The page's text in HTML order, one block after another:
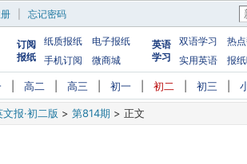
忘记密码
订阅
报纸
纸质报纸
电子报纸
手机订阅
微商城
英语
学习
双语学习
热
实用英语
报
高二 高三 初一 初二 初三
报·初二版 > 第814期 > 正文